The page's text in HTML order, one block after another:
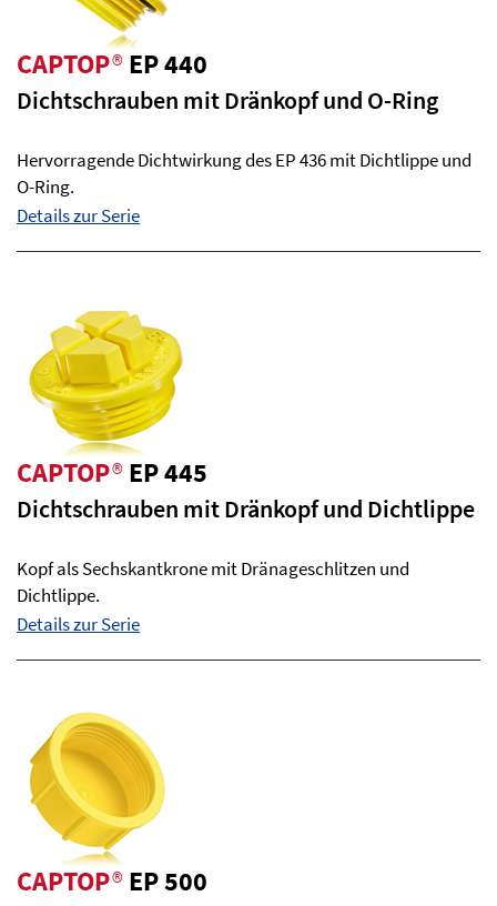
CAPTOP®EP 440
Dichtschrauben mit Dränkopf und O-Ring
Hervorragende Dichtwirkung des EP 436 mit Dichtlippe und
O-Ring.
Details zur Serie
CAPTOP®EP 445
Dichtschrauben mit Dränkopf und Dichtlippe
Kopf als Sechskantkrone mit Dränageschlitzen und
Dichtlippe.
Details zur Serie
CAPTOP®EP 500